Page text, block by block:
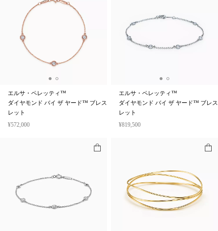
エルサ・ペレッティ™
ダイヤモンド バイ ザ ヤード™ ブレス
レット
¥572,000
エルサ・ペレッティ™
ダイヤモンド バイ ザ ヤード™ ブレス
レット
¥819,500